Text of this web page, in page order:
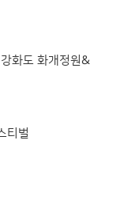
화도 화개정원&
티벌